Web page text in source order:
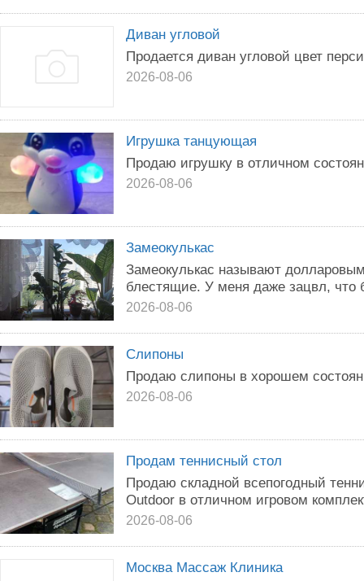
Диван угловой
Продается диван угловой цвет
2026-08-06
Игрушка танцующая
Продаю игрушку в отличном
2026-08-06
Замеокулькас
Замеокулькас называют
блестящие. У меня даже зацвл, что
2026-08-06
Слипоны
Продаю слипоны в хорошем
2026-08-06
Продам теннисный стол
Продаю складной всепогодный
Outdoor в отличном игровом
2026-08-06
Москва Массаж Клиника